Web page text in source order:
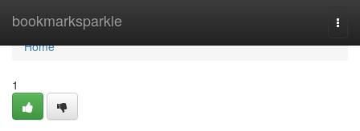
bookmarksparkle
Home
Home
1